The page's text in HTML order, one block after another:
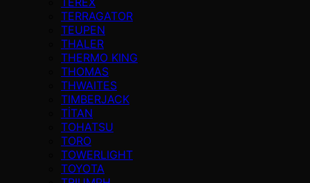
TERRAGATOR
TEUPEN
THALER
THERMO KING
THOMAS
THWAITES
TIMBERJACK
TİTAN
TOHATSU
TORO
TOWERLIGHT
TOYOTA